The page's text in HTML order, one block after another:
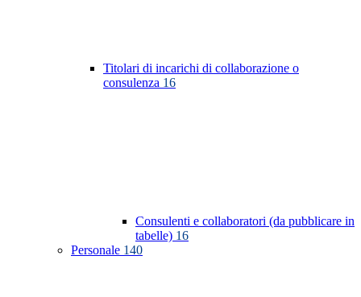
Titolari di incarichi di collaborazione o
consulenza 16
Consulenti e collaboratori (da pubblicare in
tabelle) 16
Personale 140